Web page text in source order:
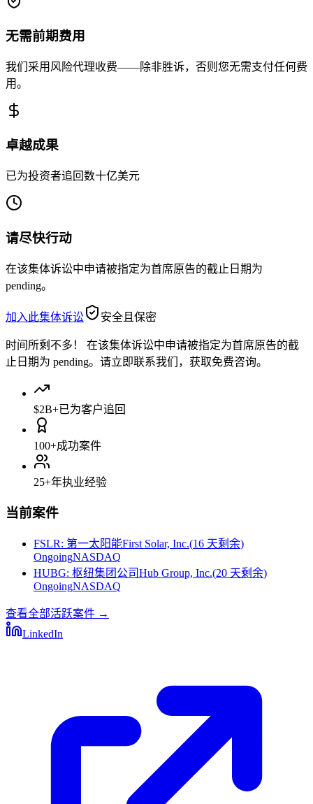
无需前期费用
我们采用风险代理收费——除非胜诉，否则您无需支付任何费
用。
卓越成果
已为投资者追回数十亿美元
请尽快行动
在该集体诉讼中申请被指定为首席原告的截止日期为
pending。
加入此集体诉讼 安全且保密
时间所剩不多！
在该集体诉讼中申请被指定为首席原告的截
止日期为 pending。请立即联系我们，获取免费咨询。
$2B+已为客户追回
100+成功案件
25+年执业经验
当前案件
FSLR: 第一太阳能First Solar, Inc.(16 天剩余)
OngoingNASDAQ
HUBG: 枢纽集团公司Hub Group, Inc.(20 天剩余)
OngoingNASDAQ
查看全部活跃案件 →
LinkedIn